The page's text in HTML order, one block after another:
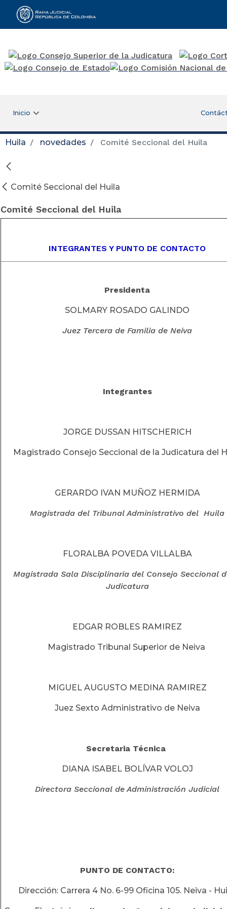
Rama Judicial
Inicio
Huila novedades Comité Seccional del Huila
Comité Seccional del Huila
Comité Seccional del Huila
INTEGRANTES Y PUNTO DE CONTACTO
Presidenta
SOLMARY ROSADO GALINDO
Juez Tercera de Familia de Neiva
Integrantes
JORGE DUSSAN HITSCHERICH
Magistrado Consejo Seccional de la Judicatura del
GERARDO IVAN MUÑOZ HERMIDA
Magistrada del Tribunal Administrativo del Huila
FLORALBA POVEDA VILLALBA
Magistrada Sala Disciplinaria del Consejo Seccional
Judicatura
EDGAR ROBLES RAMIREZ
Magistrado Tribunal Superior de Neiva
MIGUEL AUGUSTO MEDINA RAMIREZ
Juez Sexto Administrativo de Neiva
Secretaria Técnica
DIANA ISABEL BOLÍVAR VOLOJ
Directora Seccional de Administración Judicial
PUNTO DE CONTACTO:
Dirección: Carrera 4 No. 6-99 Oficina 105. Neiva -